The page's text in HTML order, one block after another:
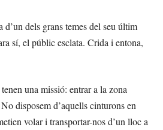
d’un dels grans temes del seu últim
sí, el públic esclata. Crida i entona,
una missió: entrar a la zona
disposem d’aquells cinturons en
volar i transportar-nos d’un lloc a